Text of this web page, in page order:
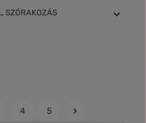
SZÓRAKOZÁS
Oldal
4
Oldal
5